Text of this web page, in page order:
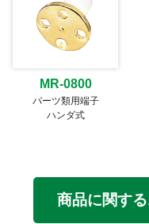
会社情報
MR-0800
パーツ類用端子
ハンダ式
商品に関す